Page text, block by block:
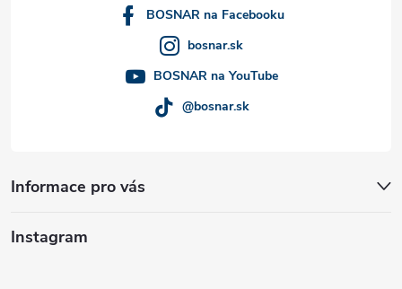
Informace pro vás
BOSNAR na Facebooku
bosnar.sk
BOSNAR na YouTube
@bosnar.sk
Instagram